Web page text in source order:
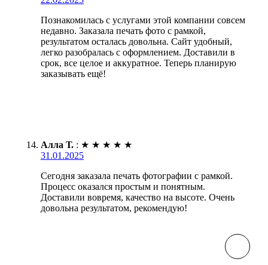
Познакомилась с услугами этой компании совсем
недавно. Заказала печать фото с рамкой,
результатом осталась довольна. Сайт удобный,
легко разобралась с оформлением. Доставили в
срок, все целое и аккуратное. Теперь планирую
заказывать ещё!
Алла Т. : ★ ★ ★ ★ ★
31.01.2025
Сегодня заказала печать фотографии с рамкой.
Процесс оказался простым и понятным.
Доставили вовремя, качество на высоте. Очень
довольна результатом, рекомендую!